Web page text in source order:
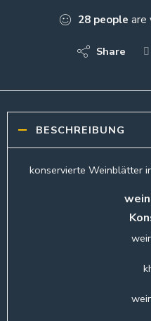
28 people are
Share
BESCHREIBUNG
konservierte Weinblätter